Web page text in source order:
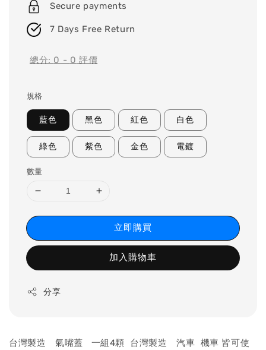
Secure payments
7 Days Free Return
總分: 0 - 0 評價
規格
藍色 黑色 紅色 白色
綠色 紫色 金色 電鍍
數量
立即購買
加入購物車
分享
台灣製造 氣嘴蓋 一組4顆 台灣製造 汽車 機車 皆可使